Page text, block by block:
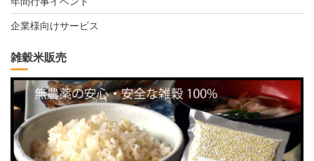
企業様向けサービス
雑穀米販売